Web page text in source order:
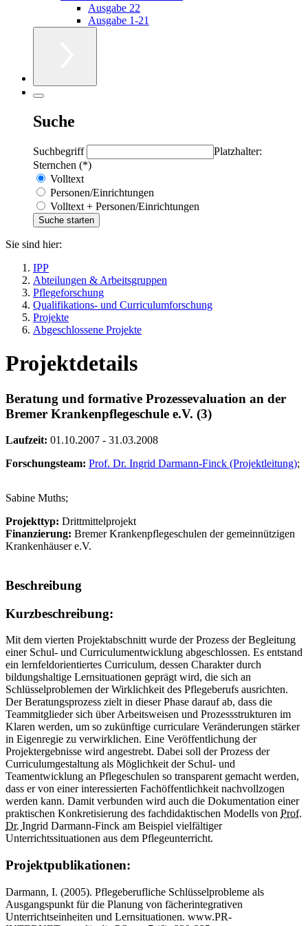
Ausgabe 22
Ausgabe 1-21
Suche
Suchbegriff
Platzhalter:
Sternchen (*)
Volltext
Personen/Einrichtungen
Volltext + Personen/Einrichtungen
Sie sind hier:
IPP
Abteilungen & Arbeitsgruppen
Pflegeforschung
Qualifikations- und Curriculumforschung
Projekte
Abgeschlossene Projekte
Projektdetails
Beratung und formative Prozessevaluation an der
Bremer Krankenpflegeschule e.V. (3)
Laufzeit: 01.10.2007 - 31.03.2008
Forschungsteam: Prof. Dr. Ingrid Darmann-Finck (Projektleitung);
Sabine Muths;
Projekttyp: Drittmittelprojekt
Finanzierung: Bremer Krankenpflegeschulen der gemeinnützigen
Krankenhäuser e.V.
Beschreibung
Kurzbeschreibung:
Mit dem vierten Projektabschnitt wurde der Prozess der Begleitung
einer Schul- und Curriculumentwicklung abgeschlossen. Es entstand
ein lernfeldorientiertes Curriculum, dessen Charakter durch
bildungshaltige Lernsituationen geprägt wird, die sich an
Schlüsselproblemen der Wirklichkeit des Pflegeberufs ausrichten.
Der Beratungsprozess zielt in dieser Phase darauf ab, dass die
Teammitglieder sich über Arbeitsweisen und Prozessstrukturen im
Klaren werden, um so zukünftige curriculare Veränderungen stärker
in Eigenregie zu verwirklichen. Eine Veröffentlichung der
Projektergebnisse wird angestrebt. Dabei soll der Prozess der
Curriculumgestaltung als Möglichkeit der Schul- und
Teamentwicklung an Pflegeschulen so transparent gemacht werden,
dass er von einer interessierten Fachöffentlichkeit nachvollzogen
werden kann. Damit verbunden wird auch die Dokumentation einer
praktischen Konkretisierung des fachdidaktischen Modells von Prof.
Dr. Ingrid Darmann-Finck am Beispiel vielfältiger
Unterrichtssituationen aus dem Pflegeunterricht.
Projektpublikationen:
Darmann, I. (2005). Pflegeberufliche Schlüsselprobleme als
Ausgangspunkt für die Planung von fächerintegrativen
Unterrichtseinheiten und Lernsituationen. www.PR-